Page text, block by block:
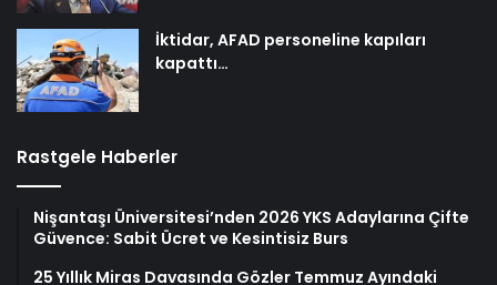
İktidar, AFAD personeline kapıları
kapattı…
Rastgele Haberler
Nişantaşı Üniversitesi’nden 2026 YKS Adaylarına Çifte
Güvence: Sabit Ücret ve Kesintisiz Burs
25 Yıllık Miras Davasında Gözler Temmuz Ayındaki